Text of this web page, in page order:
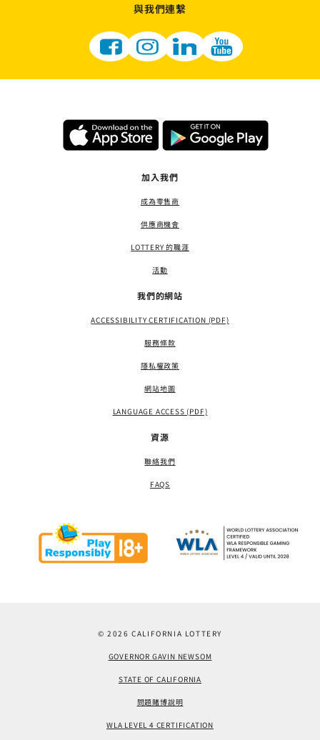
與我們連繫
加入我們
成為零售商
供應商機會
LOTTERY 的職涯
活動
我們的網站
ACCESSIBILITY CERTIFICATION (PDF)
服務條款
隱私權政策
網站地圖
LANGUAGE ACCESS (PDF)
資源
聯絡我們
FAQS
© 2026 CALIFORNIA LOTTERY
GOVERNOR GAVIN NEWSOM
STATE OF CALIFORNIA
問題賭博說明
WLA LEVEL 4 CERTIFICATION